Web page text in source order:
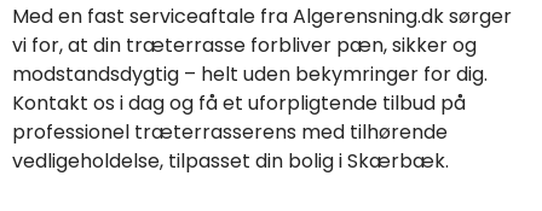
Med en fast serviceaftale fra Algerensning.dk sørger
vi for, at din træterrasse forbliver pæn, sikker og
modstandsdygtig – helt uden bekymringer for dig.
Kontakt os i dag og få et uforpligtende tilbud på
professionel træterrasserens med tilhørende
vedligeholdelse, tilpasset din bolig i Skærbæk.